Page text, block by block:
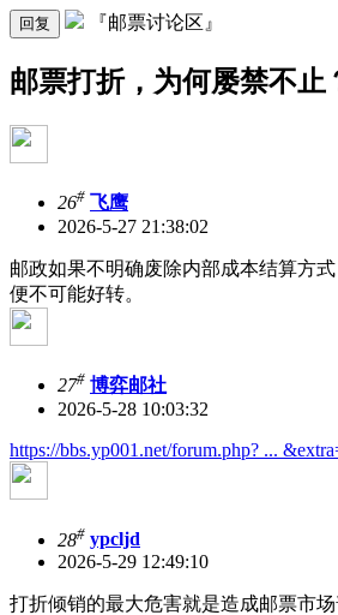
回复 『邮票讨论区』
邮票打折，为何屡禁不止
26# 飞鹰
2026-5-27 21:38:02
邮政如果不明确废除内部成本结算方
便不可能好转。
27# 博弈邮社
2026-5-28 10:03:32
https://bbs.yp001.net/forum.php? ...
28# ypcljd
2026-5-29 12:49:10
打折倾销的最大危害就是造成邮票市